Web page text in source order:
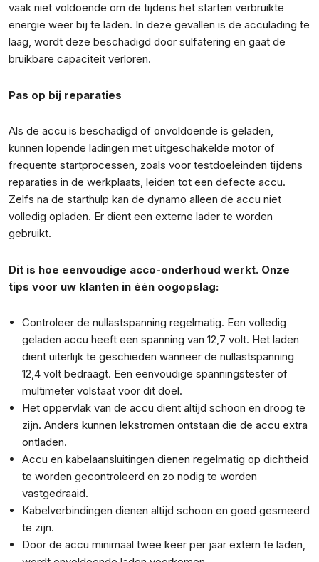
vaak niet voldoende om de tijdens het starten verbruikte
energie weer bij te laden. In deze gevallen is de acculading te
laag, wordt deze beschadigd door sulfatering en gaat de
bruikbare capaciteit verloren.
Pas op bij reparaties
Als de accu is beschadigd of onvoldoende is geladen,
kunnen lopende ladingen met uitgeschakelde motor of
frequente startprocessen, zoals voor testdoeleinden tijdens
reparaties in de werkplaats, leiden tot een defecte accu.
Zelfs na de starthulp kan de dynamo alleen de accu niet
volledig opladen. Er dient een externe lader te worden
gebruikt.
Dit is hoe eenvoudige acco-onderhoud werkt. Onze
tips voor uw klanten in één oogopslag:
Controleer de nullastspanning regelmatig. Een volledig
geladen accu heeft een spanning van 12,7 volt. Het laden
dient uiterlijk te geschieden wanneer de nullastspanning
12,4 volt bedraagt. Een eenvoudige spanningstester of
multimeter volstaat voor dit doel.
Het oppervlak van de accu dient altijd schoon en droog te
zijn. Anders kunnen lekstromen ontstaan die de accu extra
ontladen.
Accu en kabelaansluitingen dienen regelmatig op dichtheid
te worden gecontroleerd en zo nodig te worden
vastgedraaid.
Kabelverbindingen dienen altijd schoon en goed gesmeerd
te zijn.
Door de accu minimaal twee keer per jaar extern te laden,